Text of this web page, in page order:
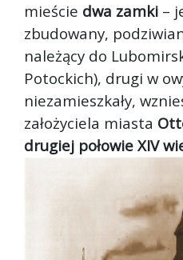
mieście dwa zamki –
zbudowany,
należący do
Potockich), drugi w
niezamieszkały,
założyciela miasta
drugiej połowie XIV